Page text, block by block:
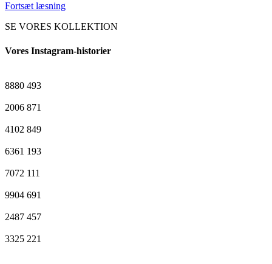
Fortsæt læsning
SE VORES KOLLEKTION
Vores Instagram-historier
8880 493
2006 871
4102 849
6361 193
7072 111
9904 691
2487 457
3325 221